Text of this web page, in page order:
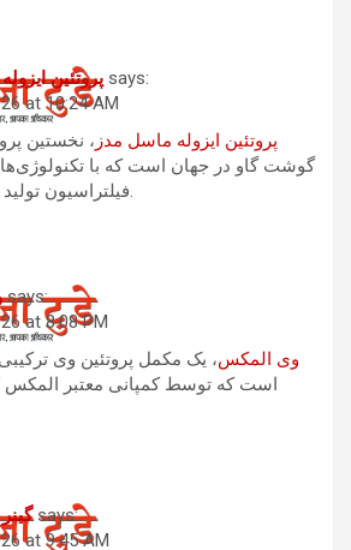
پروتئین says:
at 10:24 AM
پروتئین ایزوله ماسل مدز ، نخستین
گوشت گاو در جهان است که با
فیلتراسیون تولید شده است.
says:
at 8:08 PM
وی المکس، یک مکمل پروتئین وی
است که توسط کمپانی معتبر المکس
says:
at 9:45 AM